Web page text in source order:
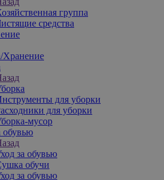
группа
средства
Хранение
для уборки
для уборки
мусор
обувью
за обувью
обучи
за обувью